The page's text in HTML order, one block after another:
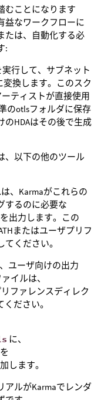
むことになります
益なワークフローに
たは、自動化する必
:
実行して、サブネット
変換します。このスク
ーティストが直接使用
のotlsフォルダに保存
HDAはその後で生成
、以下の他のツール
、Karmaがこれらの
するのに必要な
出力します。この
またはユーザプリフ
ください。
ユーザ向けの出力
イルは、
リファレンスディレク
ださい。
に、
します。
アルがKarmaでレンダ